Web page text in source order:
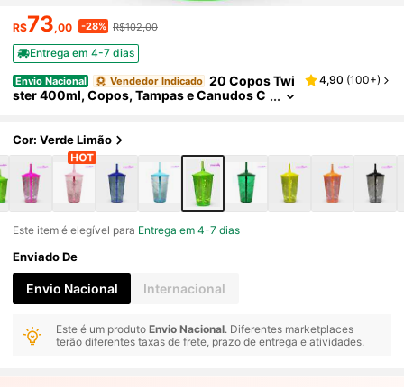
R$73,00 -28% R$102,00
Entrega em 4-7 dias
Envio Nacional Vendedor Indicado 20 Copos Twi
ster 400ml, Copos, Tampas e Canudos C
4,90 (100+)
Cor: Verde Limão
Este item é elegível para Entrega em 4-7 dias
Enviado De
Envio Nacional Internacional
Este é um produtoEnvio Nacional. Diferentes marketplaces
terão diferentes taxas de frete, prazo de entrega e atividades.